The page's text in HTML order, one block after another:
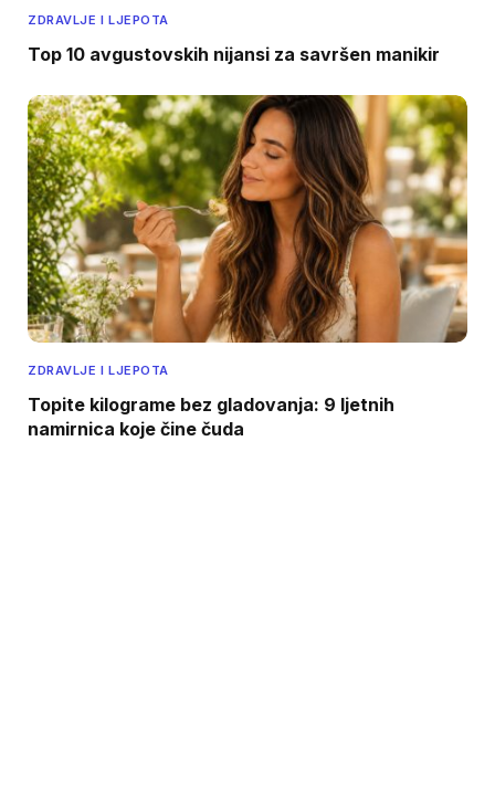
ZDRAVLJE I LJEPOTA
Top 10 avgustovskih nijansi za savršen manikir
ZDRAVLJE I LJEPOTA
Topite kilograme bez gladovanja: 9 ljetnih
namirnica koje čine čuda